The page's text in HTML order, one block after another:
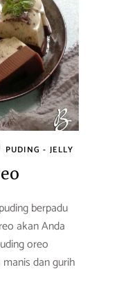
PUDING - JELLY
berpadu
akan Anda
oreo
dan gurih